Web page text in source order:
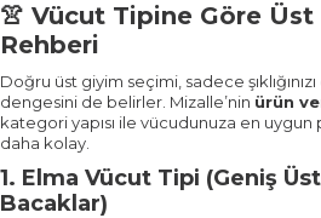
👚 Vücut Tipine Göre Üst
Rehberi
Doğru üst giyim seçimi, sadece
dengesini de belirler. Mizalle’nin ürün
kategori yapısı ile vücudunuza en uygun
daha kolay.
1. Elma Vücut Tipi (Geniş
Bacaklar)